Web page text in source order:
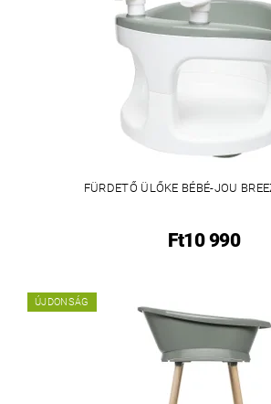
FÜRDETŐ ÜLŐKE BÉBÉ-JOU
Ft10 990
ÚJDONSÁG